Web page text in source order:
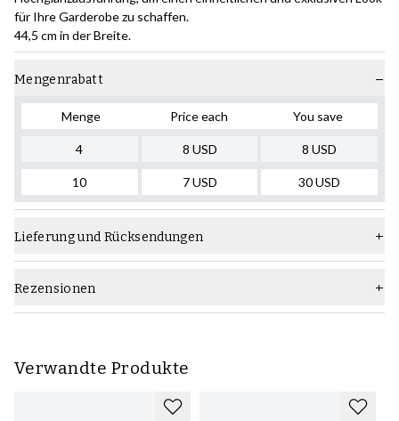
für Ihre Garderobe zu schaffen.
44,5 cm in der Breite.
Mengenrabatt
Menge Price each You save
4
10
8 USD
7 USD
8 USD
30USD
Lieferung und Rücksendungen
Rezensionen
Verwandte Produkte